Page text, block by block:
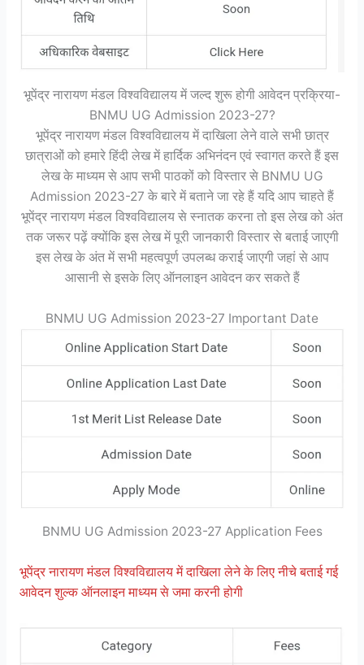
भूपेंद्र नारायण मंडल विश्वविद्यालय में जल्द शुरू होगी आवेदन प्रक्रिया-
BNMU UG Admission 2023-27?
भूपेंद्र नारायण मंडल विश्वविद्यालय में दाखिला लेने वाले सभी छात्र
छात्राओं को हमारे हिंदी लेख में हार्दिक अभिनंदन एवं स्वागत करते हैं इस
लेख के माध्यम से आप सभी पाठकों को विस्तार से BNMU UG
Admission 2023-27 के बारे में बताने जा रहे हैं यदि आप चाहते हैं
भूपेंद्र नारायण मंडल विश्वविद्यालय से स्नातक करना तो इस लेख को अंत
तक जरूर पढ़ें क्योंकि इस लेख में पूरी जानकारी विस्तार से बताई जाएगी
इस लेख के अंत में सभी महत्वपूर्ण उपलब्ध कराई जाएगी जहां से आप
आसानी से इसके लिए ऑनलाइन आवेदन कर सकते हैं
BNMU UG Admission 2023-27 Important Date
BNMU UG Admission 2023-27 Application Fees
भूपेंद्र नारायण मंडल विश्वविद्यालय में दाखिला लेने के लिए नीचे बताई गई
आवेदन शुल्क ऑनलाइन माध्यम से जमा करनी होगी